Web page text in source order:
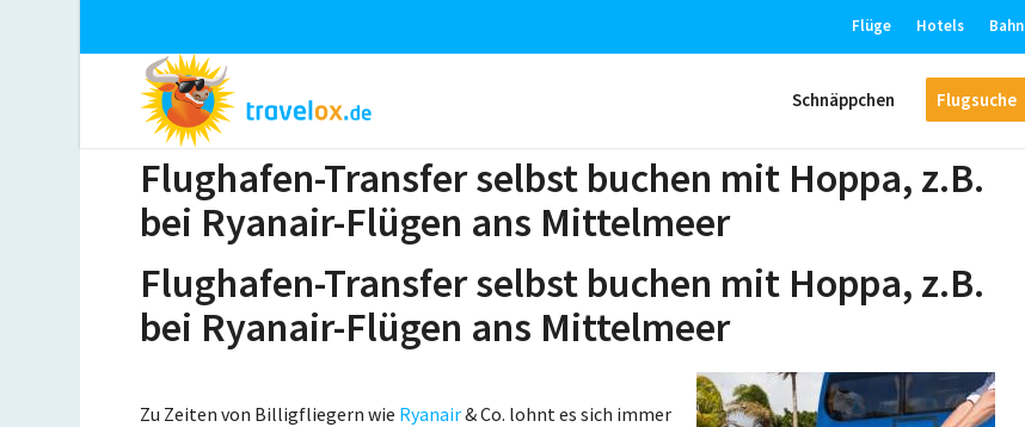
Flüge Hotels Bahn
Schnäppchen Flugsuche
Flughafen-Transfer selbst buchen mit Hoppa, z.B.
bei Ryanair-Flügen ans Mittelmeer
Flughafen-Transfer selbst buchen mit Hoppa, z.B.
bei Ryanair-Flügen ans Mittelmeer
Zu Zeiten von Billigfliegern wie Ryanair& Co. lohnt es sich immer